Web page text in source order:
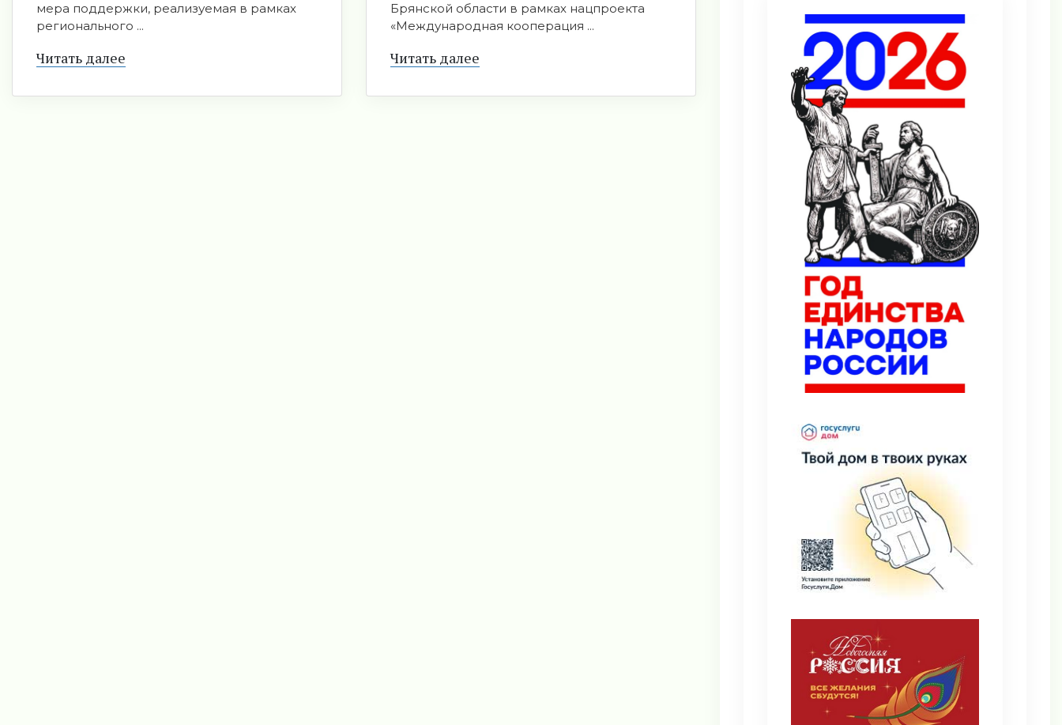
мера поддержки, реализуемая в рамках
регионального ...
Читать далее
Брянской области в рамках нацпроекта
«Международная кооперация ...
Читать далее